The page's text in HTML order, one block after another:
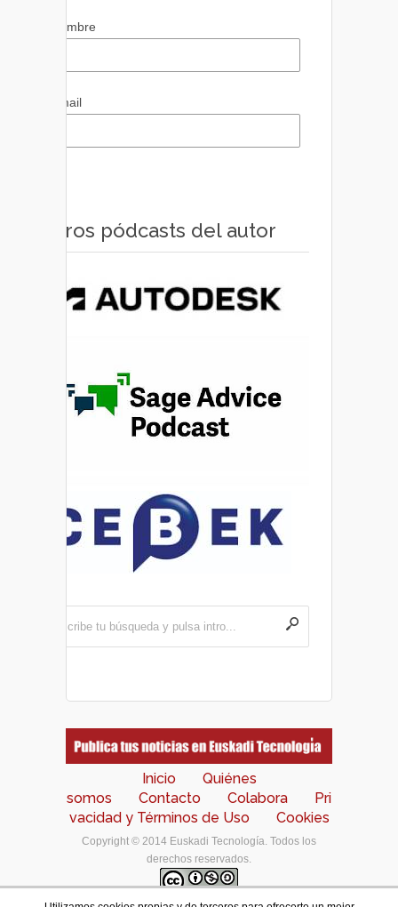
Nombre
Email
Otros pódcasts del autor
Inicio
Quiénes
somos
Contacto Colabora
Pri
vacidad y Términos de Uso
Cookies
Copyright © 2014 Euskadi Tecnología. Todos los
derechos reservados.